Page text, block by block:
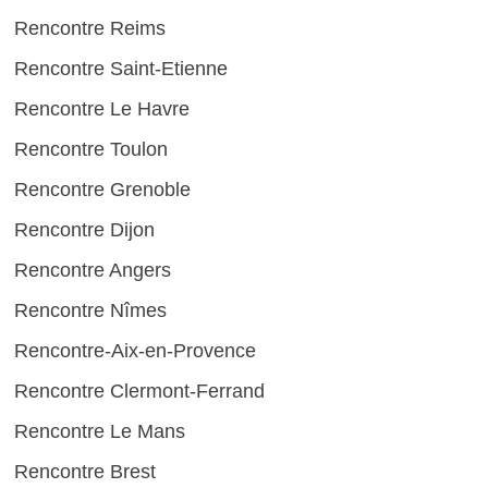
Rencontre Reims
Rencontre Saint-Etienne
Rencontre Le Havre
Rencontre Toulon
Rencontre Grenoble
Rencontre Dijon
Rencontre Angers
Rencontre Nîmes
Rencontre-Aix-en-Provence
Rencontre Clermont-Ferrand
Rencontre Le Mans
Rencontre Brest